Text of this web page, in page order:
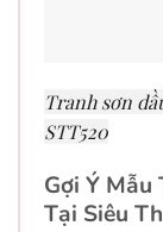
Tranh sơn
STT520
Gợi Ý
Tại Siêu